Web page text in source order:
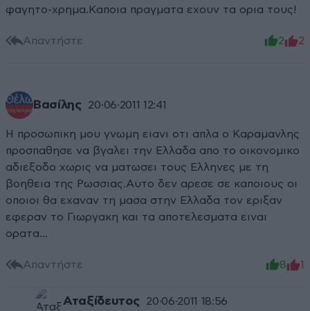
φαγητο-χρημα.Καποια πραγματα εχουν τα ορια τους!
Απαντήστε 2 2
Βασίλης 20·06·2011 12:41
Η προσωπικη μου γνωμη ειανι οτι απλα ο Καραμανλης
προσπαθησε να βγαλει την Ελλαδα απο το οικονομικο
αδιεξοδο χωρις να ματωσει τους Ελληνες με τη
βοηθεια της Ρωσσιας.Αυτο δεν αρεσε σε καποιους οι
οποιοι θα εχαναν τη μασα στην Ελλαδα τον εριξαν
εφεραν το Γιωργακη και τα αποτελεσματα ειναι
ορατα...
Απαντήστε 8 1
Αταξίδευτος 20·06·2011 18:56